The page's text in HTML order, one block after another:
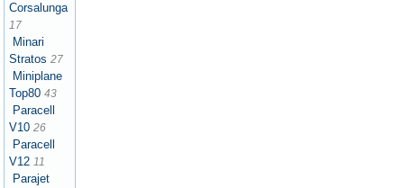
Corsalunga
17
Minari
Stratos 27
Miniplane
Top80 43
Paracell
V10 26
Paracell
V12 11
Parajet